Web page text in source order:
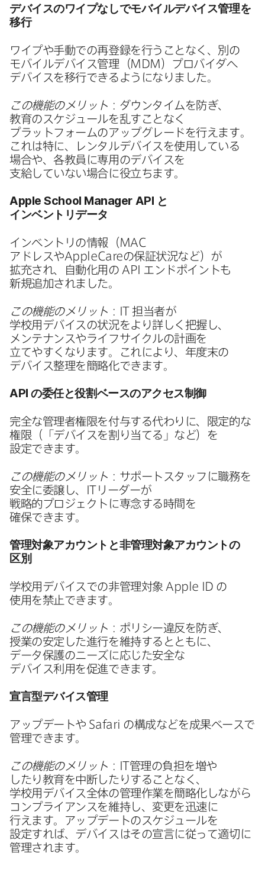
デバイスの​ワイプなしで​モバイルデバイス管理を​
移行
ワイプや​手動での​再登録を​行う​ことなく、​別の​
モバイルデバイス管理​（MDM ）​プロバイダへ​
デバイスを​移行できるようになりました。
この機能の​メリット ：ダウンタイムを​防ぎ、​
教育の​スケジュールを​乱すことなく​
プラットフォームの​アップグレードを​行えます。​
これは​特に、​レンタルデバイスを​使用している​
場合や、​各教員に​専用の​デバイスを​
支給していない​場合に​役立ちます。
Apple School Manager API と​
インベントリデータ
インベントリの​情報​（ MAC
アドレスやAppleCareの​保証状況など）が​
拡充され、​自動化用の API
エンドポイントも​
新規追加されました。
この機能の​メリット ： IT担当者が​
学校用デバイスの​状況を​より​詳しく​把握し、​
メンテナンスや​ライフサイクルの​計画を​
立てやすくなります。​これに​より、​年度末の​
デバイス整理を​簡略化できます。
APIの​委任と​役割ベースの​アクセス制御
完全な​管理者権限を​付与する​代わりに、​限定的な​
権限​（​「デバイスを​割り当てる」など）を​
設定できます。
この機能の​メリット ：サポートスタッフに​職務を​
安全に​委譲し、
ITリーダーが​
戦略的プロジェクトに​専念する​時間を​
確保できます。
管理対象アカウントと​非管理対象アカウントの​
区別
学校用デバイスでの​非管理対象 Apple ID の​
使用を​禁止できます。
この機能の​メリット ：ポリシー違反を​防ぎ、​
授業の​安定した​進行を​維持するとともに、​
データ保護の​ニーズに​応じた​安全な​
デバイス利用を​促進できます。
宣言型デバイス管理
アップデートや Safari の​構成などを​成果ベースで​
管理できます。
この機能の​メリット ： IT管理の​負担を​増や​
したり教育を​中断したりする​ことなく、​
学校用デバイス全体の​管理作業を​簡略化しながら​
コンプライアンスを​維持し、​変更を​迅速に​
行えます。​アップデートの​スケジュールを​
設定すれば、​デバイスは​その​宣言に​従って​適切に​
管理されます。